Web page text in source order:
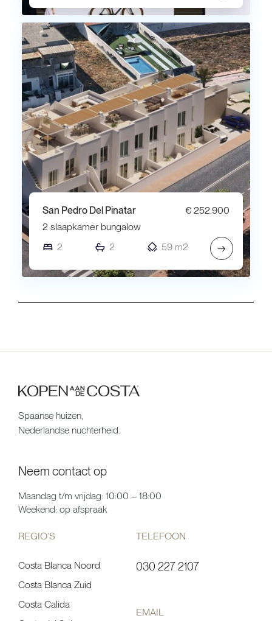
San Pedro Del Pinatar
€ 252.900
2 slaapkamer bungalow
2
2 59 m2 →
Spaanse huizen,
Nederlandse nuchterheid.
Neem contact op
Maandag t/m vrijdag: 10:00 – 18:00
Weekend: op afspraak
REGIO’S
Costa Blanca Noord
Costa Blanca Zuid
Costa Calida
TELEFOON
030 227 2107
EMAIL